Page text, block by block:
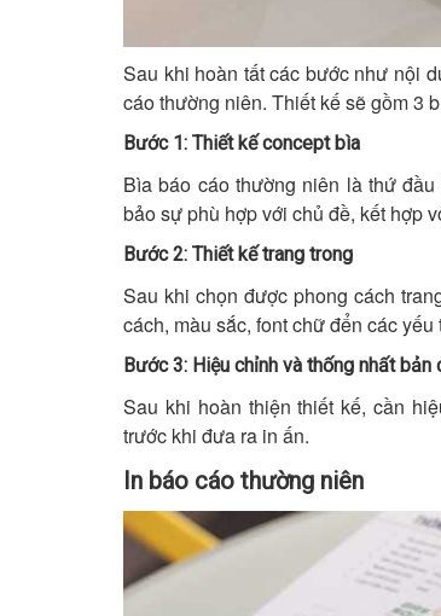
Sau khi hoàn tất các bước như nội
cáo thường niên. Thiết kế sẽ gồm 3
Bước 1: Thiết kế concept bìa
Bìa báo cáo thường niên là thứ
bảo sự phù hợp với chủ đề, kết hợp
Bước 2: Thiết kế trang trong
Sau khi chọn được phong cách
cách, màu sắc, font chữ đển các yếu
Bước 3: Hiệu chỉnh và thống nhất bản
Sau khi hoàn thiện thiết kế, cần
trước khi đưa ra in ấn.
In báo cáo thường niên